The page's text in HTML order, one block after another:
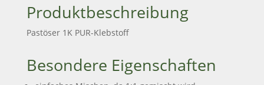
Produktbeschreibung
Pastöser 1K PUR-Klebstoff
Besondere Eigenschaften